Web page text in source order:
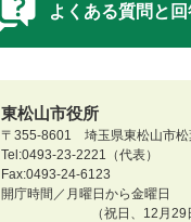
よくある質問と
東松山市役所
〒355-8601 埼玉県東松山市松
Tel:0493-23-2221（代表）
Fax:0493-24-6123
開庁時間／月曜日から金曜日
（祝日、12月